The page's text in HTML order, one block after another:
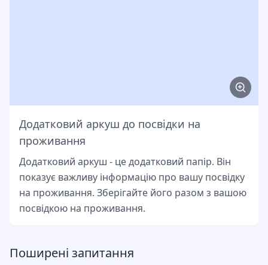
Додатковий аркуш до посвідки на
проживання
Додатковий аркуш - це додатковий папір. Він
показує важливу інформацію про вашу посвідку
на проживання. Зберігайте його разом з вашою
посвідкою на проживання.
Поширені запитання